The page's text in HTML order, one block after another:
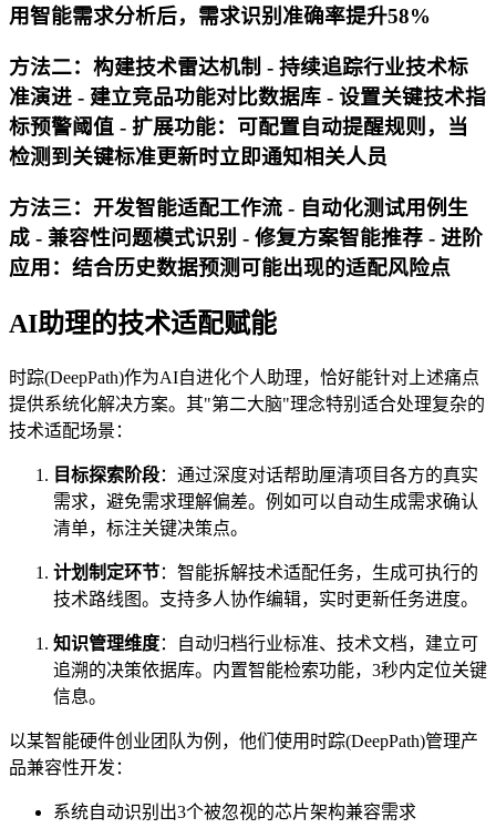
用智能需求分析后，需求识别准确率提升58%
方法二：构建技术雷达机制 - 持续追踪行业技术标
准演进 - 建立竞品功能对比数据库 - 设置关键技术指
标预警阈值 - 扩展功能：可配置自动提醒规则，当
检测到关键标准更新时立即通知相关人员
方法三：开发智能适配工作流 - 自动化测试用例生
成 - 兼容性问题模式识别 - 修复方案智能推荐 - 进阶
应用：结合历史数据预测可能出现的适配风险点
AI助理的技术适配赋能
时踪(DeepPath)作为AI自进化个人助理，恰好能针对上述痛点
提供系统化解决方案。其"第二大脑"理念特别适合处理复杂的
技术适配场景：
目标探索阶段：通过深度对话帮助厘清项目各方的真实
需求，避免需求理解偏差。例如可以自动生成需求确认
清单，标注关键决策点。
计划制定环节：智能拆解技术适配任务，生成可执行的
技术路线图。支持多人协作编辑，实时更新任务进度。
知识管理维度：自动归档行业标准、技术文档，建立可
追溯的决策依据库。内置智能检索功能，3秒内定位关键
信息。
以某智能硬件创业团队为例，他们使用时踪(DeepPath)管理产
品兼容性开发：
系统自动识别出3个被忽视的芯片架构兼容需求